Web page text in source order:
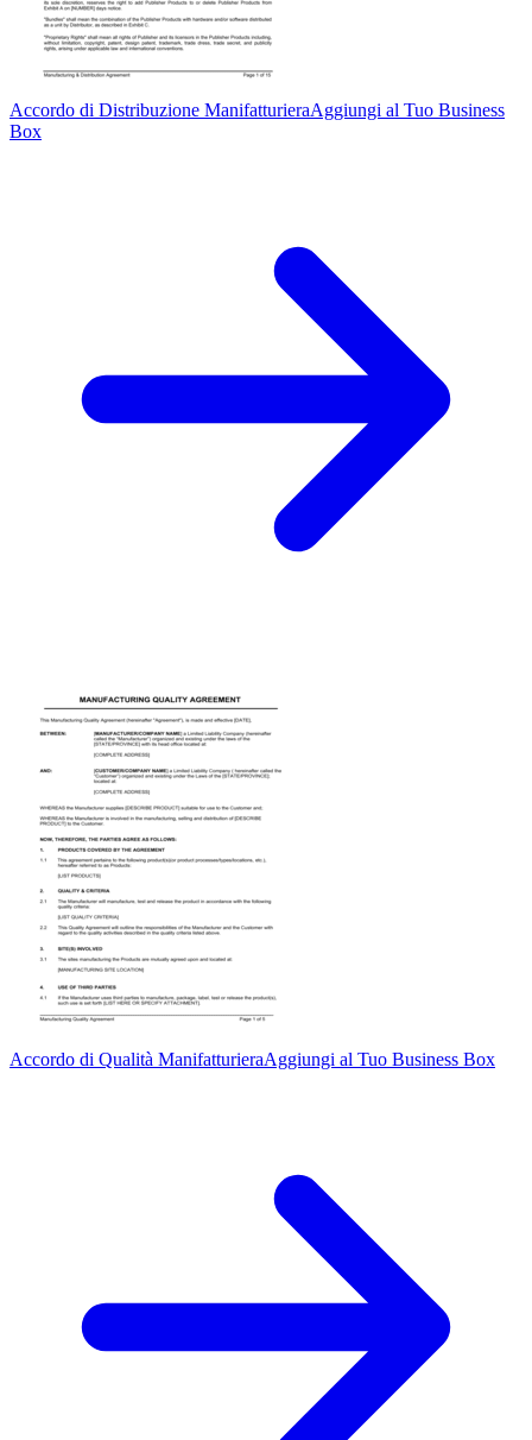
Accordo di Distribuzione ManifatturieraAggiungi al Tuo Business
Box
Accordo di Qualità ManifatturieraAggiungi al Tuo Business Box